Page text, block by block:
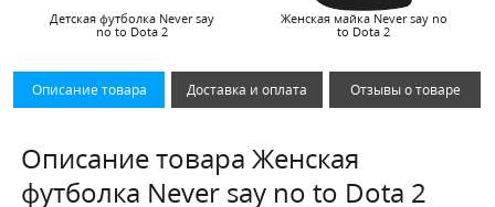
Детская футболка Never say
no to Dota 2
Женская майка Never say no
to Dota 2
Описание товара Доставка и оплата Отзывы о товаре
Описание товара Женская
футболка Never say no to Dota 2